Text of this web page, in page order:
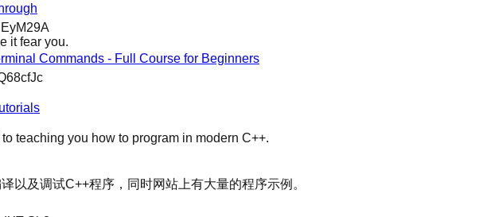
it fear you.
Commands - Full Course for Beginners
teaching you how to program in modern C++.
以及调试C++程序，同时网站上有大量的程序示例。